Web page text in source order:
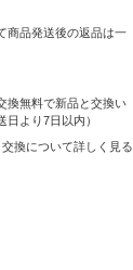
商品発送後の返品は一
換無料で新品と交換い
より7日以内）
換について詳しく見る